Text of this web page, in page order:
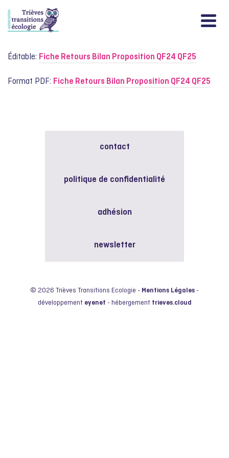
Éditable: Fiche Retours Bilan Proposition QF24 QF25
Format PDF: Fiche Retours Bilan Proposition QF24 QF25
contact
politique de confidentialité
adhésion
newsletter
© 2026 Trièves Transitions Ecologie - Mentions Légales -
développement eyenet - hébergement trieves.cloud